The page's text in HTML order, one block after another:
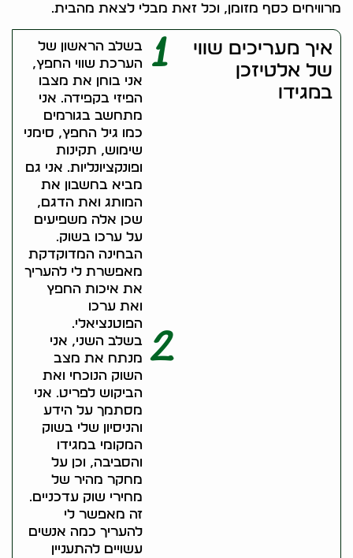
מרוויחים כסף מזומן, וכל זאת מבלי לצאת מהבית.
איך מעריכים שווי
של אלטיזכן
במגידו
1
בשלב הראשון של
הערכת שווי החפץ,
אני בוחן את מצבו
הפיזי בקפידה. אני
מתחשב בגורמים
כמו גיל החפץ, סימני
שימוש, תקינות
ופונקציונליות. אני גם
מביא בחשבון את
המותג ואת הדגם,
שכן אלה משפיעים
על ערכו בשוק.
הבחינה המדוקדקת
מאפשרת לי להעריך
את איכות החפץ
ואת ערכו
הפוטנציאלי.
2 בשלב השני, אני
מנתח את מצב
השוק הנוכחי ואת
הביקוש לפריט. אני
מסתמך על הידע
והניסיון שלי בשוק
המקומי במגידו
והסביבה, וכן על
מחקר מהיר של
מחירי שוק עדכניים.
זה מאפשר לי
להעריך כמה אנשים
עשויים להתעניין